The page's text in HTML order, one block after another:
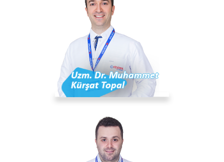
Uzm. Dr. Muhammet
Kürşat Topal